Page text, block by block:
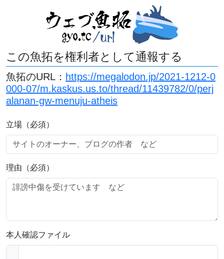
この魚拓を権利者として通報する
魚拓のURL： https://megalodon.jp/2021-1212-0
000-07/m.kaskus.us.to/thread/11439782/0/perj
alanan-gw-menuju-atheis
立場（必須）
理由（必須）
本人確認ファイル